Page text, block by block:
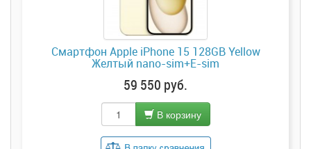
Смартфон Apple iPhone 15 128GB Yellow
Желтый nano-sim+E-sim
59 550 руб.
В корзину